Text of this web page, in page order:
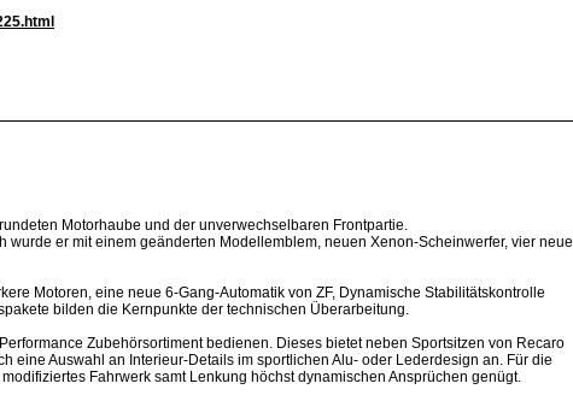
Motorhaube und der unverwechselbaren Frontpartie.
er mit einem geänderten Modellemblem, neuen Xenon-Scheinwerfer, vier neue
Motoren, eine neue 6-Gang-Automatik von ZF, Dynamische Stabilitätskontrolle
bilden die Kernpunkte der technischen Überarbeitung.
Zubehörsortiment bedienen. Dieses bietet neben Sportsitzen von Recaro
eine Auswahl an Interieur-Details im sportlichen Alu- oder Lederdesign an. Für die
Fahrwerk samt Lenkung höchst dynamischen Ansprüchen genügt.